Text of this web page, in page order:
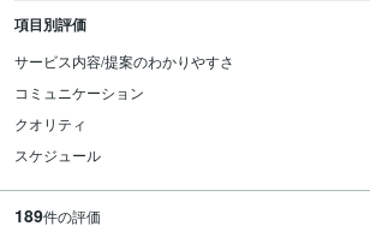
項目別評価
サービス内容/提案のわかりやすさ
コミュニケーション
クオリティ
スケジュール
189件の評価